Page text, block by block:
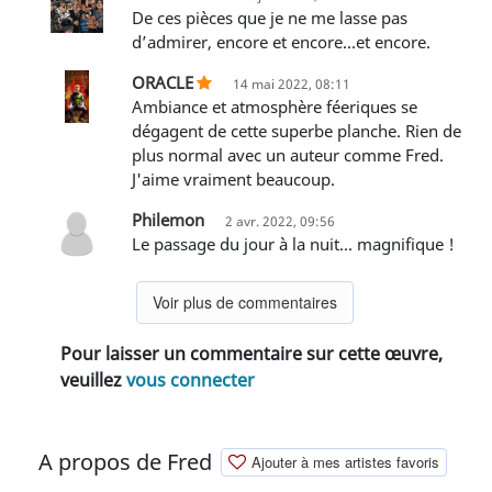
De ces pièces que je ne me lasse pas
d’admirer, encore et encore...et encore.
ORACLE
14 mai 2022, 08:11
Ambiance et atmosphère féeriques se
dégagent de cette superbe planche. Rien de
plus normal avec un auteur comme Fred.
J'aime vraiment beaucoup.
Philemon
2 avr. 2022, 09:56
Le passage du jour à la nuit... magnifique !
Voir plus de commentaires
Pour laisser un commentaire sur cette œuvre,
veuillezvous connecter
A propos de Fred Ajouter à mes artistes favoris